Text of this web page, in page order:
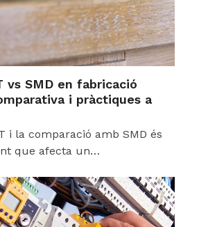
vs SMD en fabricació
i pràctiques a
i la comparació amb SMD és
que afecta un…